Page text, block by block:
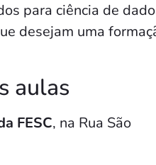
para ciência de
desejam uma
aulas
FESC, na Rua São